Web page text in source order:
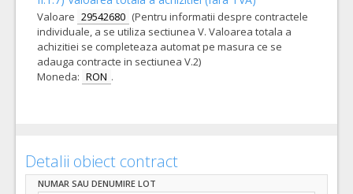
Valoare 29542680 (Pentru informatii despre contractele
individuale, a se utiliza sectiunea V. Valoarea totala a
achizitiei se completeaza automat pe masura ce se
adauga contracte in sectiunea V.2)
Moneda: RON .
Detalii obiect contract
NUMAR SAU DENUMIRE LOT